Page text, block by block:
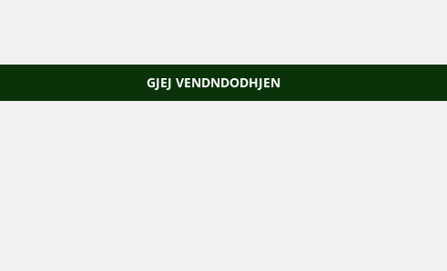
GJEJ VENDNDODHJEN